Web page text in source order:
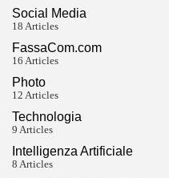
Social Media
18 Articles
FassaCom.com
16 Articles
Photo
12 Articles
Technologia
9 Articles
Intelligenza Artificiale
8 Articles